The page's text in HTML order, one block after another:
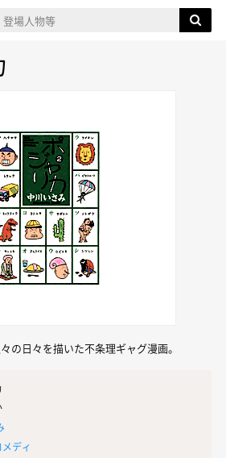
の日々を描いた不条理ギャグ漫画。
ディ